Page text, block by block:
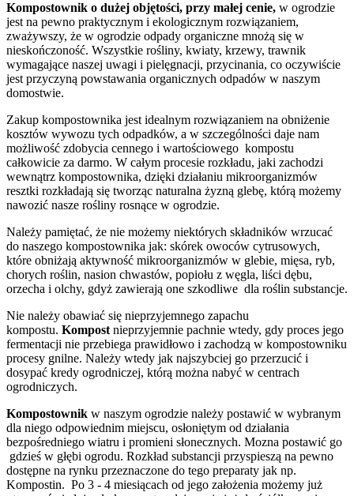
Kompostownik o dużej objętości, przy małej cenie, w ogrodzie
jest na pewno praktycznym i ekologicznym rozwiązaniem,
zważywszy, że w ogrodzie odpady organiczne mnożą się w
nieskończoność. Wszystkie rośliny, kwiaty, krzewy, trawnik
wymagające naszej uwagi i pielęgnacji, przycinania, co oczywiście
jest przyczyną powstawania organicznych odpadów w naszym
domostwie.
Zakup kompostownika jest idealnym rozwiązaniem na obniżenie
kosztów wywozu tych odpadków, a w szczególności daje nam
możliwość zdobycia cennego i wartościowego kompostu
całkowicie za darmo. W całym procesie rozkładu, jaki zachodzi
wewnątrz kompostownika, dzięki działaniu mikroorganizmów
resztki rozkładają się tworząc naturalna żyzną glebę, którą możemy
nawozić nasze rośliny rosnące w ogrodzie.
Należy pamiętać, że nie możemy niektórych składników wrzucać
do naszego kompostownika jak: skórek owoców cytrusowych,
które obniżają aktywność mikroorganizmów w glebie, mięsa, ryb,
chorych roślin, nasion chwastów, popiołu z węgla, liści dębu,
orzecha i olchy, gdyż zawierają one szkodliwe dla roślin substancje.
Nie należy obawiać się nieprzyjemnego zapachu
kompostu. Kompost nieprzyjemnie pachnie wtedy, gdy proces jego
fermentacji nie przebiega prawidłowo i zachodzą w kompostowniku
procesy gnilne. Należy wtedy jak najszybciej go przerzucić i
dosypać kredy ogrodniczej, którą można nabyć w centrach
ogrodniczych.
Kompostownik w naszym ogrodzie należy postawić w wybranym
dla niego odpowiednim miejscu, osłoniętym od działania
bezpośredniego wiatru i promieni słonecznych. Mozna postawić go
gdzieś w głębi ogrodu. Rozkład substancji przyspieszą na pewno
dostępne na rynku przeznaczone do tego preparaty jak np.
Kompostin. Po 3 - 4 miesiącach od jego założenia możemy już